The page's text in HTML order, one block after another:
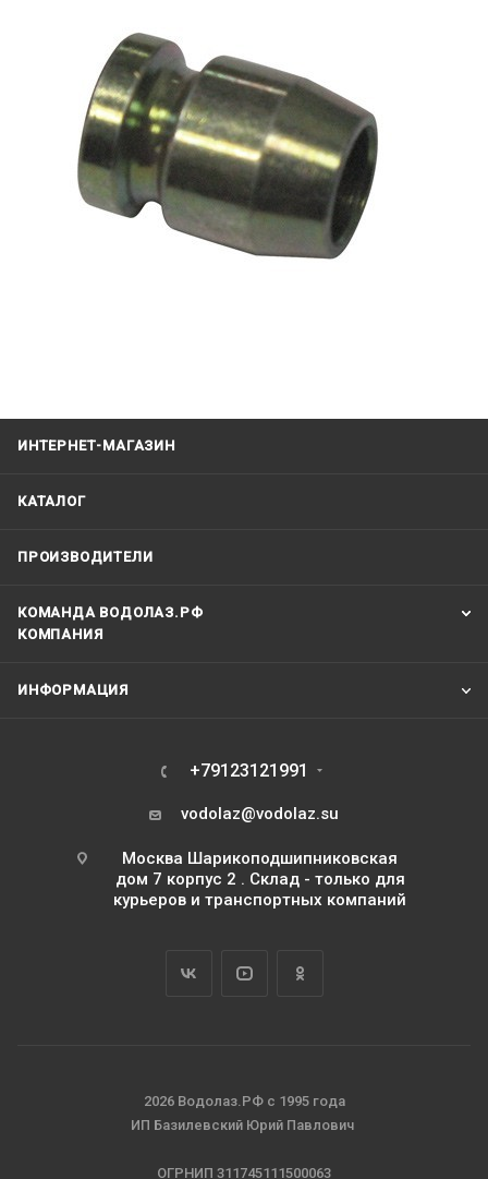
ИНТЕРНЕТ-МАГАЗИН
КАТАЛОГ
ПРОИЗВОДИТЕЛИ
КОМАНДА ВОДОЛАЗ.РФ
КОМПАНИЯ
ИНФОРМАЦИЯ
+79123121991
vodolaz@vodolaz.su
Москва Шарикоподшипниковская
дом 7 корпус 2 . Склад - только для
курьеров и транспортных компаний
2026 Водолаз.РФ с 1995 года
ИП Базилевский Юрий Павлович
ОГРНИП 311745111500063